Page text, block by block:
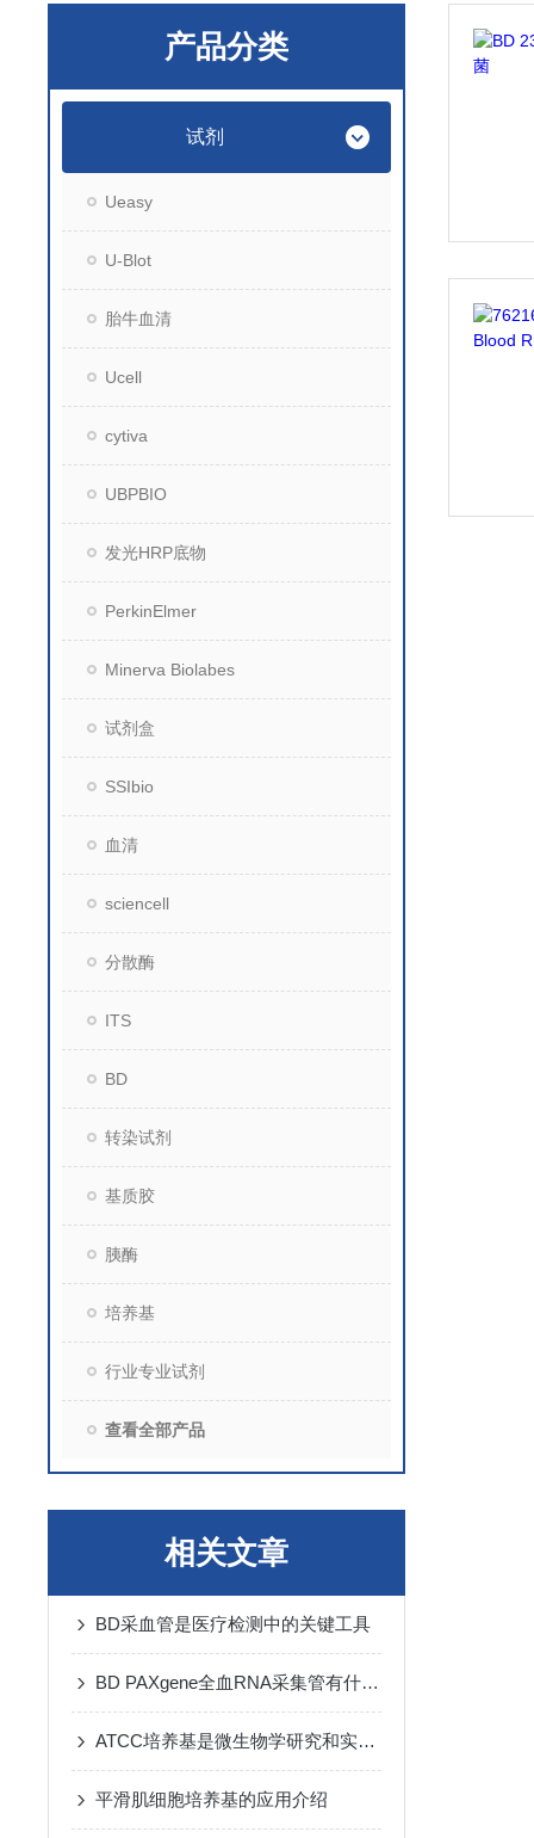
产品分类
试剂
Ueasy
U-Blot
胎牛血清
Ucell
cytiva
UBPBIO
发光HRP底物
PerkinElmer
Minerva Biolabes
试剂盒
SSIbio
血清
sciencell
分散酶
ITS
BD
转染试剂
基质胶
胰酶
培养基
行业专业试剂
查看全部产品
相关文章
BD采血管是医疗检测中的关键工具
BD PAXgene全血RNA采集管有什么作用？
ATCC培养基是微生物学研究和实验中常用的标准化培养基
平滑肌细胞培养基的应用介绍